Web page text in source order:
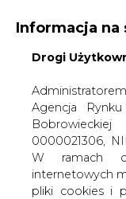
WYDAWCA
WYSOKI
Informacja na
Drogi
Agencja
0000021306,
W ramach
internetowych
pliki cookies i